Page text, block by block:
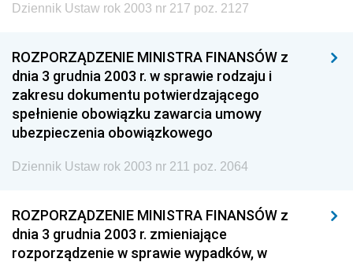
Dziennik Ustaw rok 2003 nr 217 poz. 2127
ROZPORZĄDZENIE MINISTRA FINANSÓW z
dnia 3 grudnia 2003 r. w sprawie rodzaju i
zakresu dokumentu potwierdzającego
spełnienie obowiązku zawarcia umowy
ubezpieczenia obowiązkowego
Dziennik Ustaw rok 2003 nr 211 poz. 2064
ROZPORZĄDZENIE MINISTRA FINANSÓW z
dnia 3 grudnia 2003 r. zmieniające
rozporządzenie w sprawie wypadków, w